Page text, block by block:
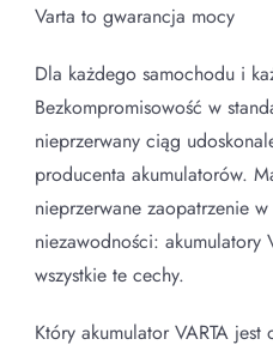
Varta to gwarancja mocy
Dla każdego samochodu i
Bezkompromisowość w
nieprzerwany ciąg
producenta akumulatorów.
nieprzerwane zaopatrzenie
niezawodności: akumulatory
wszystkie te cechy.
Który akumulator VARTA